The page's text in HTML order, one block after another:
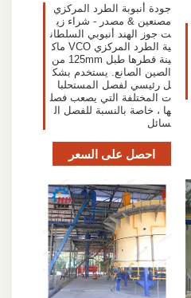
جودة أنبوبة الطرد المركزي
مصنعين & مصدر - شراء زي
ت جوز الهند أنبوبي السلطان
ية الطرد المركزي VCO ماك
ينة قطرها طبل 125mm من
الصين الصانع. يستخدم بشك
ل رئيسي لفصل المستحلبا
ت المختلفة التي يصعب فصل
ها ، خاصة بالنسبة للفصل ال
سائل
احصل على السعر